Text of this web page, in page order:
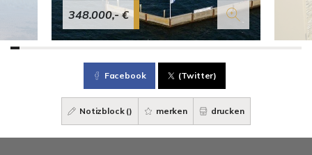
348.000,- €
Facebook (Twitter)
Notizblock () merken drucken